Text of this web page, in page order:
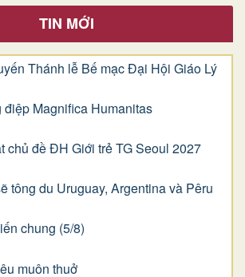
TIN MỚI
Thánh lễ Bế mạc Đại Hội Giáo Lý
điệp Magnifica Humanitas
chủ đề ĐH Giới trẻ TG Seoul 2027
tông du Uruguay, Argentina và Pêru
chung (5/8)
muôn thuở